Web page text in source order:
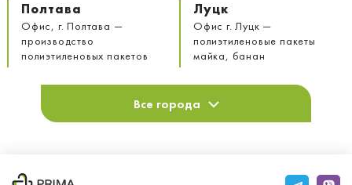
Полтава
Офис, г. Полтава —
производство
полиэтиленовых пакетов
Луцк
Офис г. Луцк —
полиэтиленовые пакеты
майка, банан
Все города